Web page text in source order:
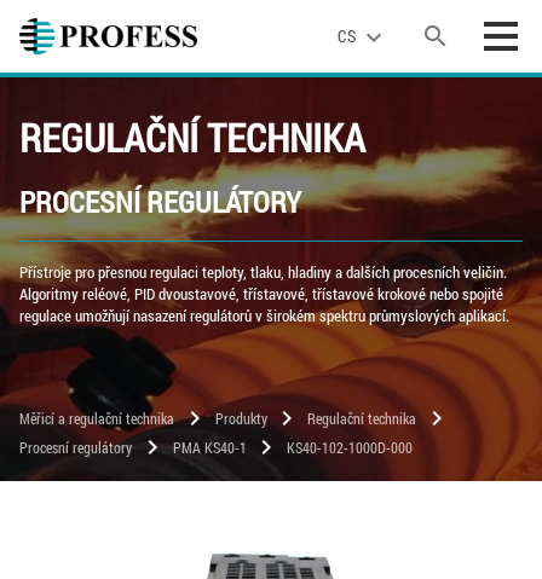
CS expand_more search
REGULAČNÍ TECHNIKA
PROCESNÍ REGULÁTORY
Přístroje pro přesnou regulaci teploty, tlaku, hladiny a dalších procesních veličin.
Algoritmy reléové, PID dvoustavové, třístavové, třístavové krokové nebo spojité
regulace umožňují nasazení regulátorů v širokém spektru průmyslových aplikací.
Měřicí a regulační technika chevron_right Produkty chevron_right Regulační technika chevron_right
Procesní regulátory chevron_right PMA KS40-1 chevron_right KS40-102-1000D-000